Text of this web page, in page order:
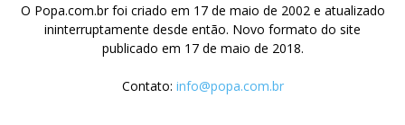
O Popa.com.br foi criado em 17 de maio de 2002 e atualizado
ininterruptamente desde então. Novo formato do site
publicado em 17 de maio de 2018.
Contato: info@popa.com.br